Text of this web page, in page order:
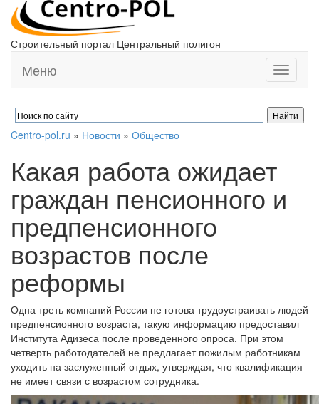
Строительный портал Центральный полигон
Toggle
Меню
Centro-pol.ru » Новости » Общество
Какая работа ожидает
граждан пенсионного и
предпенсионного
возрастов после
реформы
Одна треть компаний России не готова трудоустраивать людей
предпенсионного возраста, такую информацию предоставил
Института Адизеса после проведенного опроса. При этом
четверть работодателей не предлагает пожилым работникам
уходить на заслуженный отдых, утверждая, что квалификация
не имеет связи с возрастом сотрудника.